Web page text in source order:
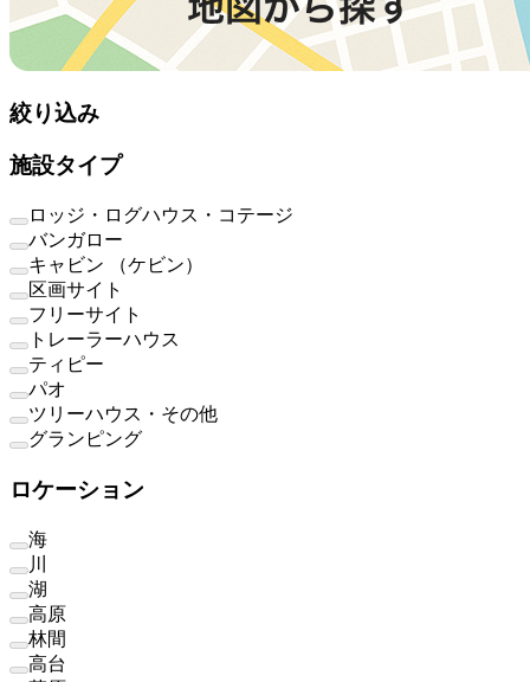
絞り込み
施設タイプ
ロッジ・ログハウス・コテージ
バンガロー
キャビン （ケビン）
区画サイト
フリーサイト
トレーラーハウス
ティピー
パオ
ツリーハウス・その他
グランピング
ロケーション
海
川
湖
高原
林間
高台